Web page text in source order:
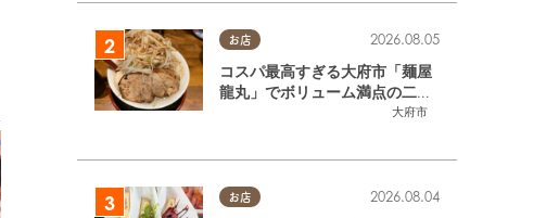
お店
大府市
2026.08.05
コスパ最高すぎる大府市「麺屋
龍丸」でボリューム満点の二郎
系ラーメンを堪能してきた
お店 2026.08.04